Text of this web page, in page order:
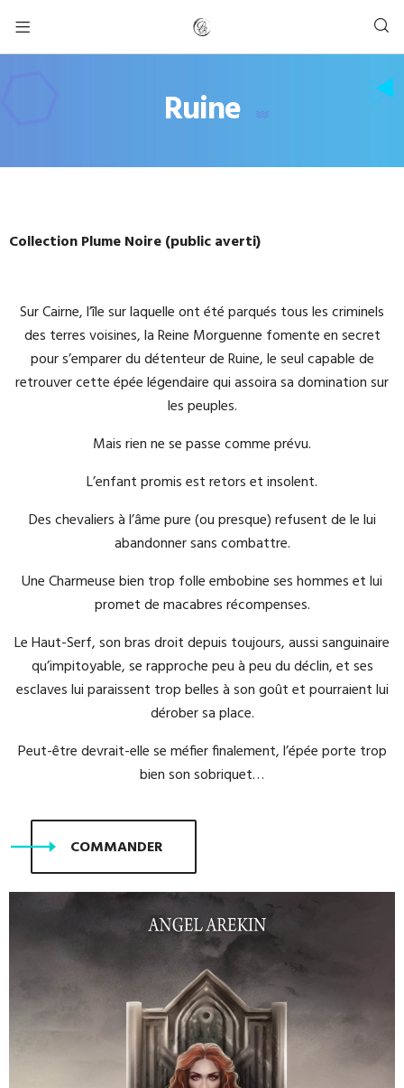
Ruine
Collection Plume Noire (public averti)
Sur Cairne, l’île sur laquelle ont été parqués tous les criminels
des terres voisines, la Reine Morguenne fomente en secret
pour s’emparer du détenteur de Ruine, le seul capable de
retrouver cette épée légendaire qui assoira sa domination sur
les peuples.
Mais rien ne se passe comme prévu.
L’enfant promis est retors et insolent.
Des chevaliers à l’âme pure (ou presque) refusent de le lui
abandonner sans combattre.
Une Charmeuse bien trop folle embobine ses hommes et lui
promet de macabres récompenses.
Le Haut-Serf, son bras droit depuis toujours, aussi sanguinaire
qu’impitoyable, se rapproche peu à peu du déclin, et ses
esclaves lui paraissent trop belles à son goût et pourraient lui
dérober sa place.
Peut-être devrait-elle se méfier finalement, l’épée porte trop
bien son sobriquet…
COMMANDER